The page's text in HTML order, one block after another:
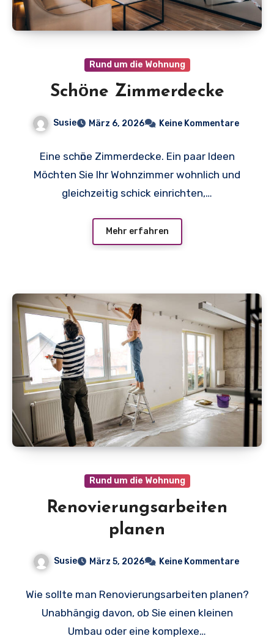
Rund um die Wohnung
Schӧne Zimmerdecke
Susie März 6, 2026 Keine Kommentare
Eine schӧne Zimmerdecke. Ein paar Ideen
Möchten Sie Ihr Wohnzimmer wohnlich und
gleichzeitig schick einrichten,…
Mehr erfahren
Rund um die Wohnung
Renovierungsarbeiten
planen
Susie März 5, 2026 Keine Kommentare
Wie sollte man Renovierungsarbeiten planen?
Unabhängig davon, ob Sie einen kleinen
Umbau oder eine komplexe…